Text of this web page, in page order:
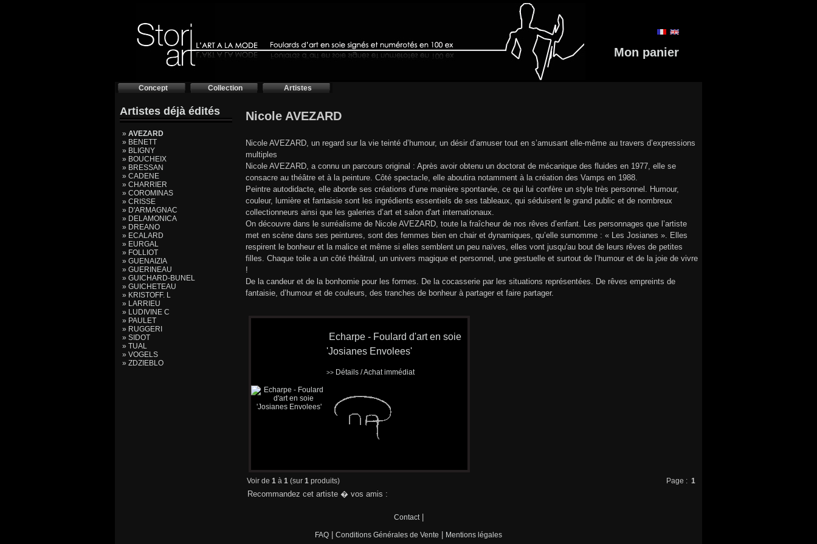
Mon panier
Concept Collection Artistes
Artistes déjà édités
» AVEZARD
» BENETT
» BLIGNY
» BOUCHEIX
» BRESSAN
» CADENE
» CHARRIER
» COROMINAS
» CRISSE
» D'ARMAGNAC
» DELAMONICA
» DREANO
» ECALARD
» EURGAL
» FOLLIOT
» GUENAIZIA
» GUERINEAU
» GUICHARD-BUNEL
» GUICHETEAU
» KRISTOFF. L
» LARRIEU
» LUDIVINE C
» PAULET
» RUGGERI
» SIDOT
» TUAL
» VOGELS
» ZDZIEBLO
Nicole AVEZARD
Nicole AVEZARD, un regard sur la vie teinté d’humour, un désir d’amuser tout en s’amusant elle-même au travers d’expressions
multiples
Nicole AVEZARD, a connu un parcours original : Après avoir obtenu un doctorat de mécanique des fluides en 1977, elle se
consacre au théâtre et à la peinture. Côté spectacle, elle aboutira notamment à la création des Vamps en 1988.
Peintre autodidacte, elle aborde ses créations d’une manière spontanée, ce qui lui confère un style très personnel. Humour,
couleur, lumière et fantaisie sont les ingrédients essentiels de ses tableaux, qui séduisent le grand public et de nombreux
collectionneurs ainsi que les galeries d’art et salon d'art internationaux.
On découvre dans le surréalisme de Nicole AVEZARD, toute la fraîcheur de nos rêves d’enfant. Les personnages que l’artiste
met en scène dans ses peintures, sont des femmes bien en chair et dynamiques, qu’elle surnomme : « Les Josianes ». Elles
respirent le bonheur et la malice et même si elles semblent un peu naïves, elles vont jusqu'au bout de leurs rêves de petites
filles. Chaque toile a un côté théâtral, un univers magique et personnel, une gestuelle et surtout de l’humour et de la joie de vivre
!
De la candeur et de la bonhomie pour les formes. De la cocasserie par les situations représentées. De rêves empreints de
fantaisie, d’humour et de couleurs, des tranches de bonheur à partager et faire partager.
Echarpe - Foulard d'art en soie
'Josianes Envolees'
>> Détails / Achat immédiat
Voir de 1 à 1 (sur 1 produits) Page : 1
Recommandez cet artiste � vos amis :
Contact|
FAQ Conditions Générales de Vente Mentions légales